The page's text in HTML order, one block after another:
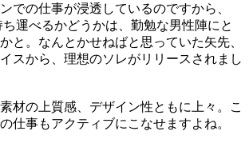
での仕事が浸透しているのですから、
運べるかどうかは、勤勉な男性陣にと
と。なんとかせねばと思っていた矢先、
スから、理想のソレがリリースされまし
材の上質感、デザイン性ともに上々。こ
仕事もアクティブにこなせますよね。